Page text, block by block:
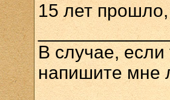
15 лет
В случае,
напишите мне